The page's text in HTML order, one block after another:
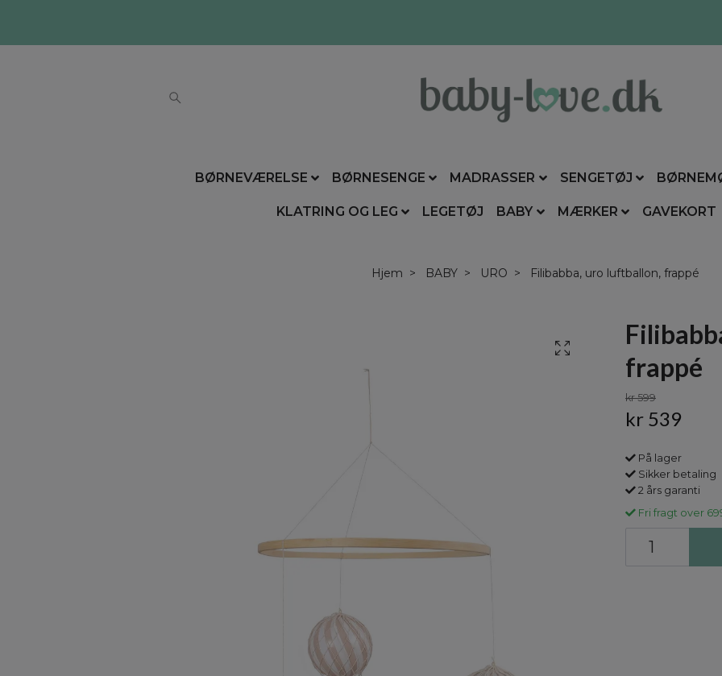
BØRNEVÆRELSE BØRNESENGE MADRASSER SENGETØJ
KLATRING OG LEG LEGETØJ BABY MÆRKER GAVEKORT
Hjem BABY URO Filibabba, uro luftballon, frappé
frappé
kr 599
kr 539
På lager
Sikker betaling
2 års garanti
Fri fragt over